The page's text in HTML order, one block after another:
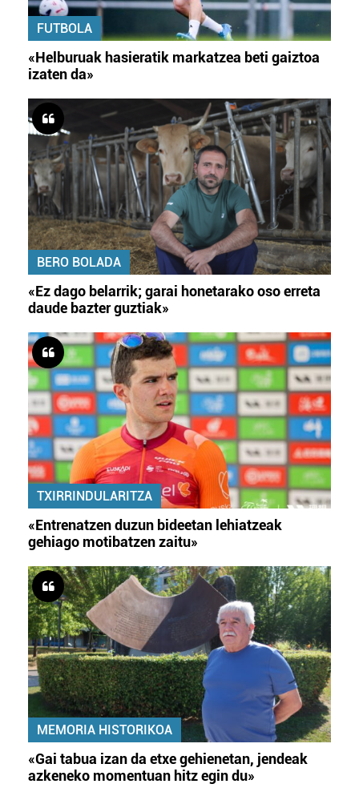
FUTBOLA
«Helburuak hasieratik markatzea beti gaiztoa
izaten da»
BERO BOLADA
«Ez dago belarrik; garai honetarako oso erreta
daude bazter guztiak»
TXIRRINDULARITZA
«Entrenatzen duzun bideetan lehiatzeak
gehiago motibatzen zaitu»
MEMORIA HISTORIKOA
«Gai tabua izan da etxe gehienetan, jendeak
azkeneko momentuan hitz egin du»